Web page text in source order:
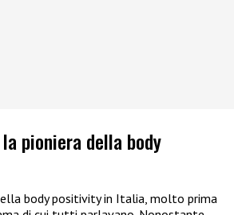
la pioniera della body
body positivity in Italia, molto prima